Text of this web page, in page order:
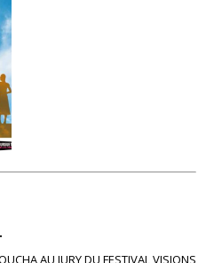
AU JURY DU FESTIVAL VISIONS